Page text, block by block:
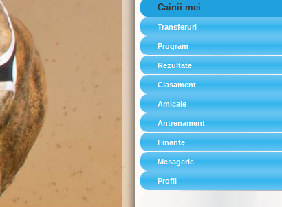
Cainii mei
Transferuri
Program
Rezultate
Clasament
Amicale
Antrenament
Finante
Mesagerie
Profil